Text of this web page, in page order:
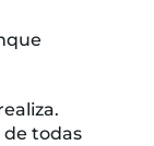
de todas